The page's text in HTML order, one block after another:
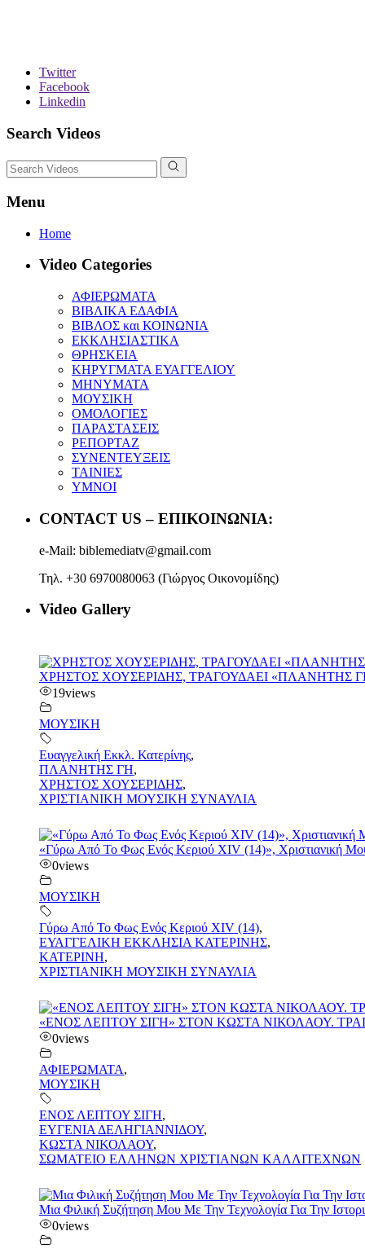
Twitter
Facebook
Linkedin
Search Videos
Menu
Home
Video Categories
ΑΦΙΕΡΩΜΑΤΑ
ΒΙΒΛΙΚΑ ΕΔΑΦΙΑ
ΒΙΒΛΟΣ και ΚΟΙΝΩΝΙΑ
ΕΚΚΛΗΣΙΑΣΤΙΚΑ
ΘΡΗΣΚΕΙΑ
ΚΗΡΥΓΜΑΤΑ ΕΥΑΓΓΕΛΙΟΥ
ΜΗΝΥΜΑΤΑ
ΜΟΥΣΙΚΗ
ΟΜΟΛΟΓΙΕΣ
ΠΑΡΑΣΤΑΣΕΙΣ
ΡΕΠΟΡΤΑΖ
ΣΥΝΕΝΤΕΥΞΕΙΣ
ΤΑΙΝΙΕΣ
ΥΜΝΟΙ
CONTACT US – ΕΠΙΚΟΙΝΩΝΙΑ:
e-Mail: biblemediatv@gmail.com
Τηλ. +30 6970080063 (Γιώργος Οικονομίδης)
Video Gallery
ΧΡΗΣΤΟΣ ΧΟΥΣΕΡΙΔΗΣ, ΤΡΑΓΟΥΔΑΕΙ «ΠΛΑΝΗΤΗΣ
19views
ΜΟΥΣΙΚΗ
Ευαγγελική Εκκλ. Κατερίνης,
ΠΛΑΝΗΤΗΣ ΓΗ,
ΧΡΗΣΤΟΣ ΧΟΥΣΕΡΙΔΗΣ,
ΧΡΙΣΤΙΑΝΙΚΗ ΜΟΥΣΙΚΗ ΣΥΝΑΥΛΙΑ
«Γύρω Από Το Φως Ενός Κεριού ΧΙV (14)», Χριστιανική
0views
ΜΟΥΣΙΚΗ
Γύρω Από Το Φως Ενός Κεριού ΧΙV (14),
ΕΥΑΓΓΕΛΙΚΗ ΕΚΚΛΗΣΙΑ ΚΑΤΕΡΙΝΗΣ,
ΚΑΤΕΡΙΝΗ,
ΧΡΙΣΤΙΑΝΙΚΗ ΜΟΥΣΙΚΗ ΣΥΝΑΥΛΙΑ
«ΕΝΟΣ ΛΕΠΤΟΥ ΣΙΓΗ» ΣΤΟΝ ΚΩΣΤΑ ΝΙΚΟΛΑΟΥ.
0views
ΑΦΙΕΡΩΜΑΤΑ,
ΜΟΥΣΙΚΗ
ΕΝΟΣ ΛΕΠΤΟΥ ΣΙΓΗ,
ΕΥΓΕΝΙΑ ΔΕΛΗΓΙΑΝΝΙΔΟΥ,
ΚΩΣΤΑ ΝΙΚΟΛΑΟΥ,
ΣΩΜΑΤΕΙΟ ΕΛΛΗΝΩΝ ΧΡΙΣΤΙΑΝΩΝ ΚΑΛΛΙΤΕΧΝΩΝ
Μια Φιλική Συζήτηση Μου Με Την Τεχνολογία Για Την
0views